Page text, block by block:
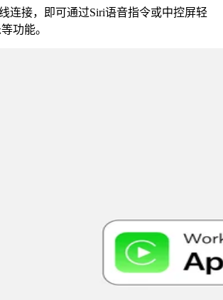
连接，即可通过Siri语音指令或中控屏轻
功能。